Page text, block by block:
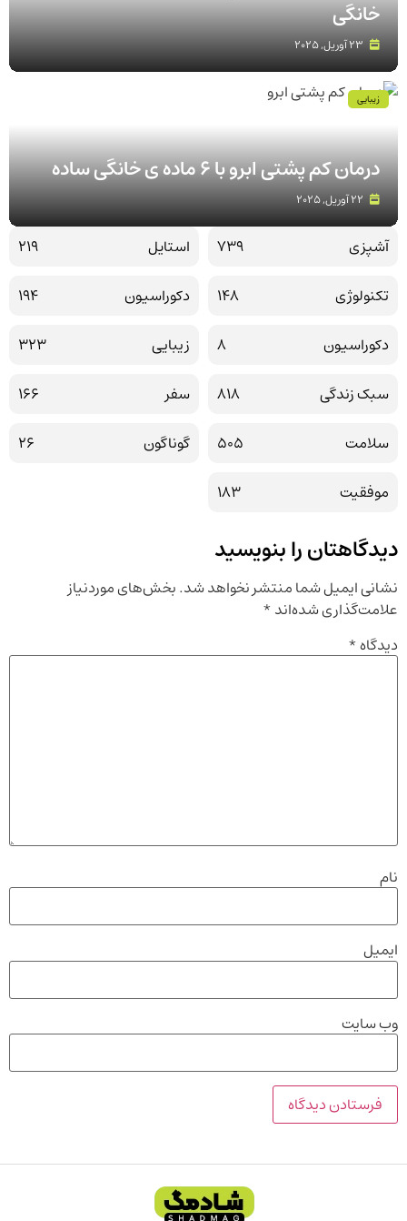
خانگی
23 آوریل, 2025
درمان کم پشتی ابرو با 6 ماده ی خانگی ساده
22 آوریل, 2025
زیبایی
آشپزی 739 استایل
219
تکنولوژی
148 دکوراسیون
194
دکوراسیون
8 زیبایی
323
سبک زندگی
818 سفر
166
سلامت
505 گوناگون
26
موفقیت
183
دیدگاهتان را بنویسید
نشانی ایمیل شما منتشر نخواهد شد.بخش‌های موردنیاز
علامت‌گذاری شده‌اند*
دیدگاه*
نام
ایمیل
وب‌ سایت